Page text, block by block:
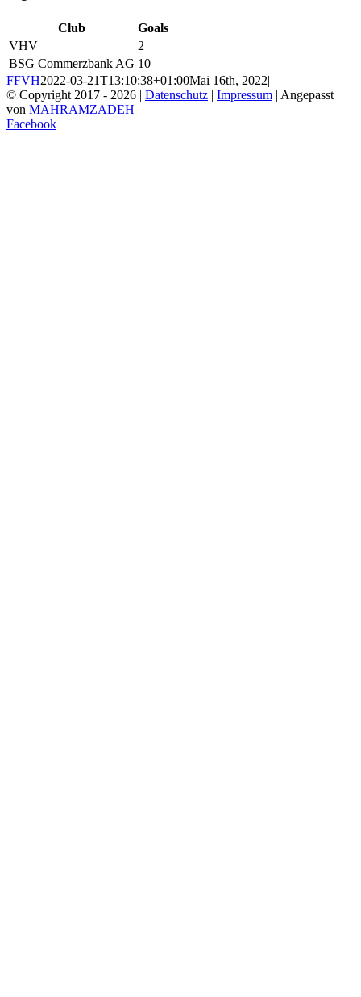
Club
Goals
VHV
2
BSG Commerzbank AG 10
FFVH2022-03-21T13:10:38+01:00Mai 16th, 2022|
© Copyright 2017 - 2026 | Datenschutz | Impressum | Angepasst
von MAHRAMZADEH
Facebook